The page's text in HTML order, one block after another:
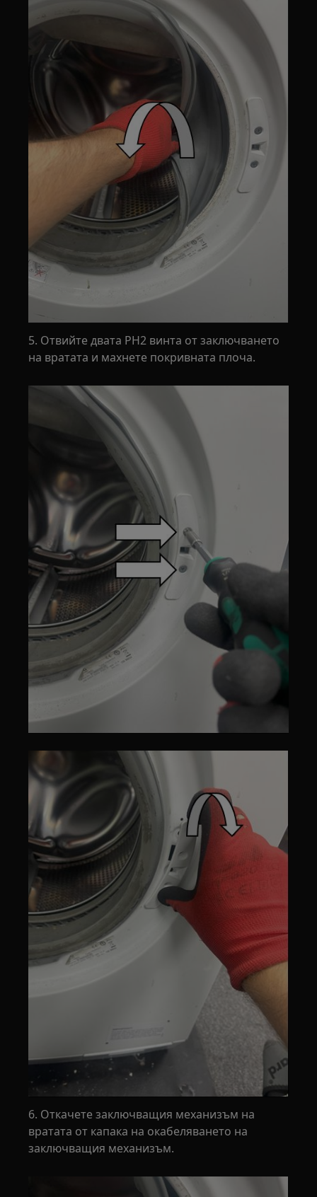
5. Отвийте двата PH2 винта от заключването
на вратата и махнете покривната плоча.
6. Откачете заключващия механизъм на
вратата от капака на окабеляването на
заключващия механизъм.